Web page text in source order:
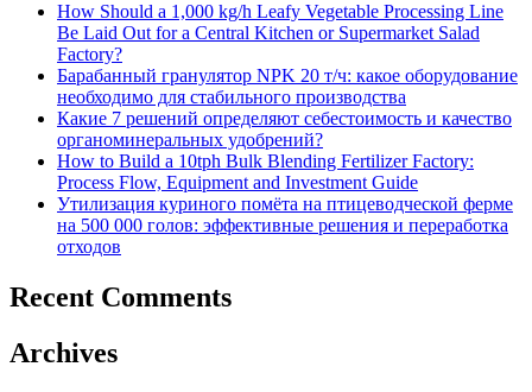
How Should a 1,000 kg/h Leafy Vegetable Processing Line
Be Laid Out for a Central Kitchen or Supermarket Salad
Factory?
Барабанный гранулятор NPK 20 т/ч: какое оборудование
необходимо для стабильного производства
Какие 7 решений определяют себестоимость и качество
органоминеральных удобрений?
How to Build a 10tph Bulk Blending Fertilizer Factory:
Process Flow, Equipment and Investment Guide
Утилизация куриного помёта на птицеводческой ферме
на 500 000 голов: эффективные решения и переработка
отходов
Recent Comments
Archives